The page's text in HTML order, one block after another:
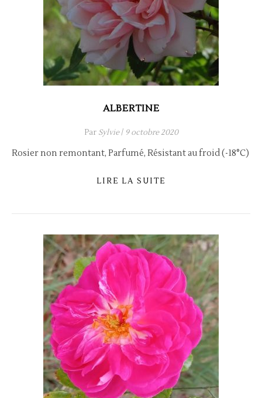
ALBERTINE
Par Sylvie / 9 octobre 2020
Rosier non remontant, Parfumé, Résistant au froid (-18°C)
LIRE LA SUITE